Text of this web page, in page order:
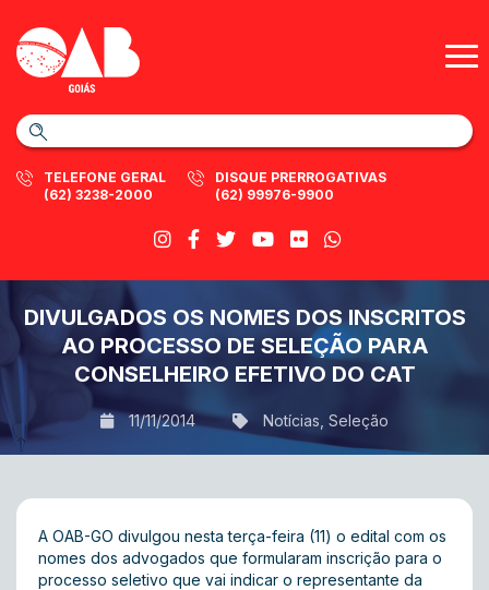
TELEFONE GERAL
(62) 3238-2000
DISQUE PRERROGATIVAS
(62) 99976-9900
DIVULGADOS OS NOMES DOS INSCRITOS
AO PROCESSO DE SELEÇÃO PARA
CONSELHEIRO EFETIVO DO CAT
11/11/2014 Notícias Seleção
A OAB-GO divulgou nesta terça-feira (11) o edital com os
nomes dos advogados que formularam inscrição para o
processo seletivo que vai indicar o representante da